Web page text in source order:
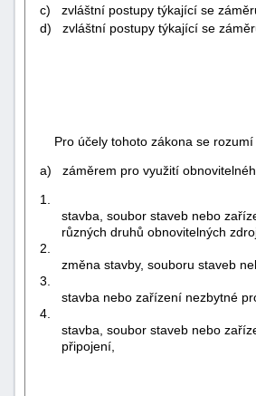
c) zvláštní postupy týkající se
d) zvláštní postupy týkající se
Pro účely tohoto zákona se rozumí
a) záměrem pro využití
1.
stavba, soubor staveb nebo
různých druhů obnovitelných
2.
změna stavby, souboru staveb
3.
stavba nebo zařízení nezbytné
4.
stavba, soubor staveb nebo
připojení,